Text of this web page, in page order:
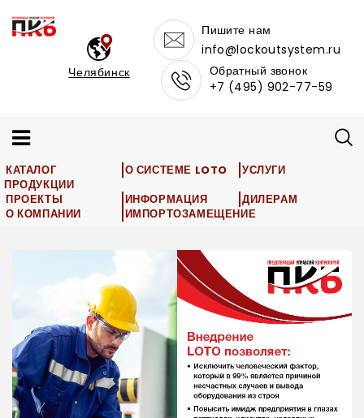
Челябинск
Пишите нам
info@lockoutsystem.ru
Обратный звонок
+7 (495) 902-77-59
КАТАЛОГ
ПРОДУКЦИИ
О СИСТЕМЕ LOTO
УСЛУГИ
ПРОЕКТЫ
ИНФОРМАЦИЯ
ДИЛЕРАМ
О КОМПАНИИ
ИМПОРТОЗАМЕЩЕНИЕ